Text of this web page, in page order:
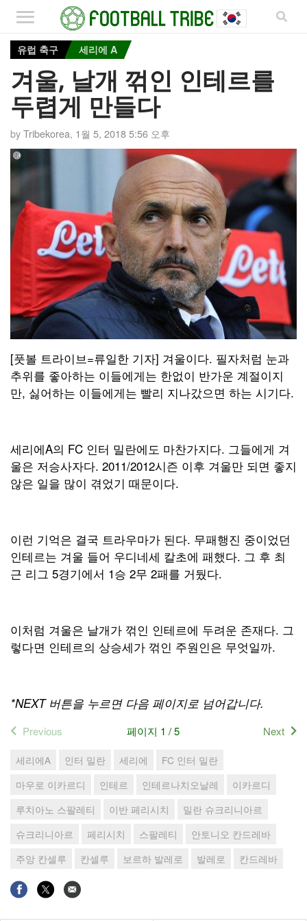
유럽 축구 세리에 A
겨울, 날개 꺾인 인테르를
두렵게 만들다
byTribekorea, 1월 5, 2018 5:56 오후
[풋볼 트라이브=류일한 기자] 겨울이다. 필자처럼 눈과
추위를 좋아하는 이들에게는 한없이 반가운 계절이지
만, 싫어하는 이들에게는 빨리 지나갔으면 하는 시기다.
세리에A의 FC 인터 밀란에도 마찬가지다. 그들에게 겨
울은 저승사자다. 2011/2012시즌 이후 겨울만 되면 좋지
않은 일을 많이 겪었기 때문이다.
이런 기억은 결국 트라우마가 된다. 무패행진 중이었던
인테르는 겨울 들어 우디네세 칼초에 패했다. 그 후 최
근 리그 5경기에서 1승 2무 2패를 거뒀다.
이처럼 겨울은 날개가 꺾인 인테르에 두려운 존재다. 그
렇다면 인테르의 상승세가 꺾인 주원인은 무엇일까.
*NEXT 버튼을 누르면 다음 페이지로 넘어갑니다.
Previous 페이지 1 / 5 Next
세리에A 인터 밀란 세리에
FC 인터 밀란
마우로 이카르디
인테르 인테르나치오날레
이카르디
루치아노 스팔레티
이반 페리시치
밀란 슈크리니아르
슈크리니아르
페리시치 스팔레티
안토니오 칸드레바
주앙 칸셀루
칸셀루 보르하 발레로 발레로 칸드레바